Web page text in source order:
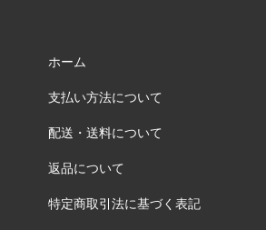
ホーム
支払い方法について
配送・送料について
返品について
特定商取引法に基づく表記